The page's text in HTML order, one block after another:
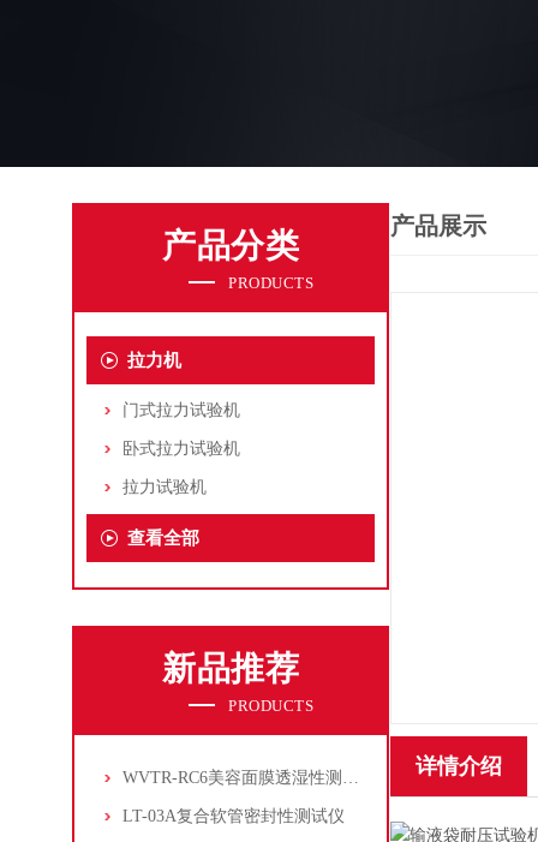
产品分类
PRODUCTS
拉力机
门式拉力试验机
卧式拉力试验机
拉力试验机
查看全部
新品推荐
PRODUCTS
WVTR-RC6美容面膜透湿性测试仪
LT-03A复合软管密封性测试仪
产品展示
详情介绍